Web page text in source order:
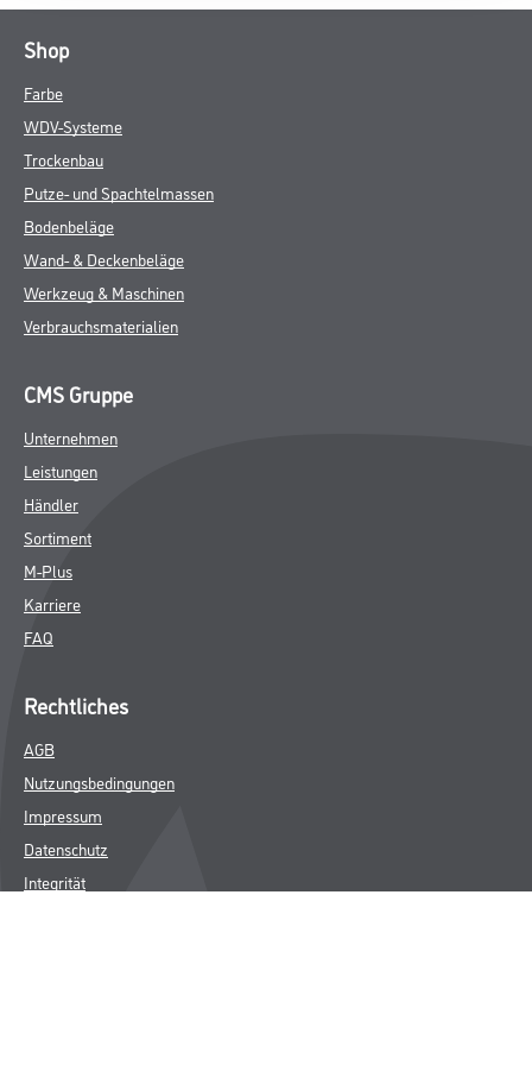
Shop
Farbe
WDV-Systeme
Trockenbau
Putze- und Spachtelmassen
Bodenbeläge
Wand- & Deckenbeläge
Werkzeug & Maschinen
Verbrauchsmaterialien
CMS Gruppe
Unternehmen
Leistungen
Händler
Sortiment
M-Plus
Karriere
FAQ
Rechtliches
AGB
Nutzungsbedingungen
Impressum
Datenschutz
Integrität